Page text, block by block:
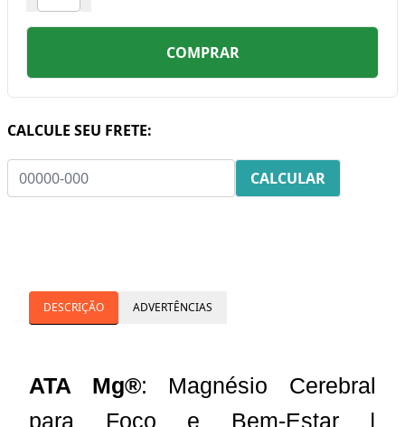
COMPRAR
CALCULE SEU FRETE:
ADVERTÊNCIAS
DESCRIÇÃO
ATA Mg®: Magnésio Cerebral
para Foco e Bem-Estar |